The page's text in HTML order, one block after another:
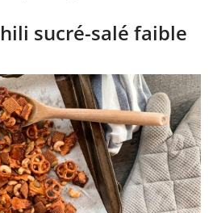
sucré-salé faible